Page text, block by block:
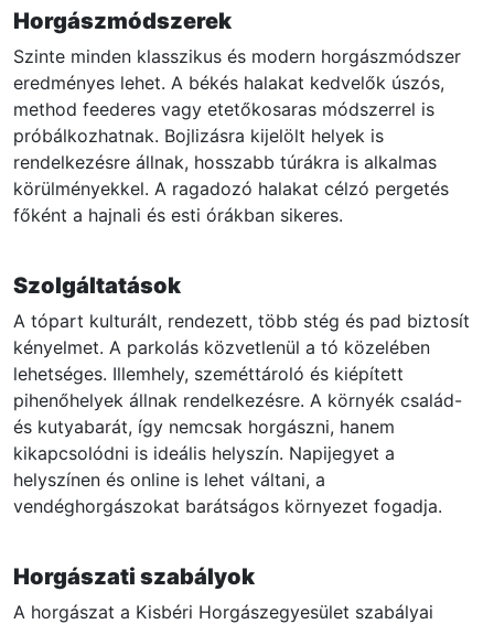
Horgászmódszerek
Szinte minden klasszikus és modern horgászmódszer
eredményes lehet. A békés halakat kedvelők úszós,
method feederes vagy etetőkosaras módszerrel is
próbálkozhatnak. Bojlizásra kijelölt helyek is
rendelkezésre állnak, hosszabb túrákra is alkalmas
körülményekkel. A ragadozó halakat célzó pergetés
főként a hajnali és esti órákban sikeres.
Szolgáltatások
A tópart kulturált, rendezett, több stég és pad biztosít
kényelmet. A parkolás közvetlenül a tó közelében
lehetséges. Illemhely, szeméttároló és kiépített
pihenőhelyek állnak rendelkezésre. A környék család-
és kutyabarát, így nemcsak horgászni, hanem
kikapcsolódni is ideális helyszín. Napijegyet a
helyszínen és online is lehet váltani, a
vendéghorgászokat barátságos környezet fogadja.
Horgászati szabályok
A horgászat a Kisbéri Horgászegyesület szabályai